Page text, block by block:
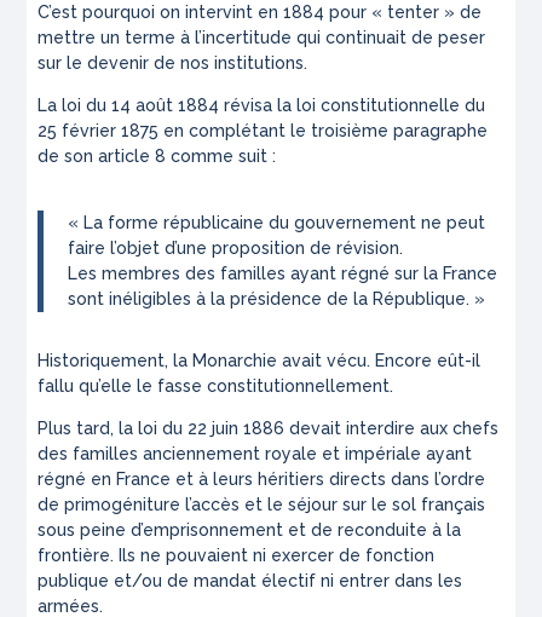
C’est pourquoi on intervint en 1884 pour « tenter » de
mettre un terme à l’incertitude qui continuait de peser
sur le devenir de nos institutions.
La loi du 14 août 1884 révisa la loi constitutionnelle du
25 février 1875 en complétant le troisième paragraphe
de son article 8 comme suit :
«La forme républicaine du gouvernement ne peut
faire l’objet d’une proposition de révision.
Les membres des familles ayant régné sur la France
sont inéligibles à la présidence de la République. »
Historiquement, la Monarchie avait vécu. Encore eût-il
fallu qu’elle le fasse constitutionnellement.
Plus tard, la loi du 22 juin 1886 devait interdire aux chefs
des familles anciennement royale et impériale ayant
régné en France et à leurs héritiers directs dans l’ordre
de primogéniture l’accès et le séjour sur le sol français
sous peine d’emprisonnement et de reconduite à la
frontière. Ils ne pouvaient ni exercer de fonction
publique et/ou de mandat électif ni entrer dans les
armées.